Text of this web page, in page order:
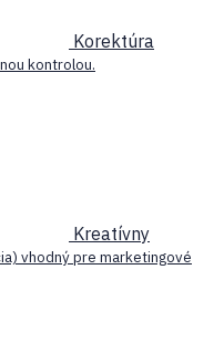
Korektúra
kontrolou.
Kreatívny
vhodný pre marketingové